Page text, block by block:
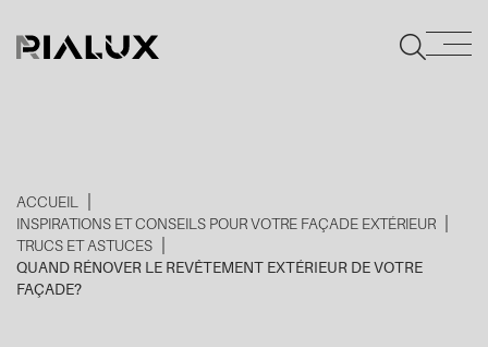
ACCUEIL
INSPIRATIONS ET CONSEILS POUR VOTRE FAÇADE EXTÉRIEUR
TRUCS ET ASTUCES
QUAND RÉNOVER LE REVÊTEMENT EXTÉRIEUR DE VOTRE
FAÇADE?